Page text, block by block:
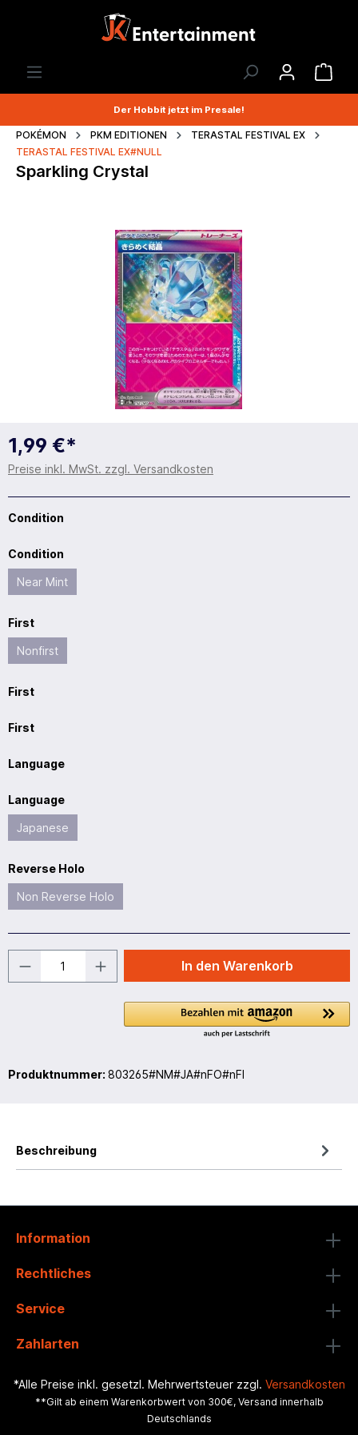
Der Hobbit jetzt im Presale!
POKÉMON PKM EDITIONEN
TERASTAL FESTIVAL EX
TERASTAL FESTIVAL EX#NULL
Sparkling Crystal
1,99 €*
Preise inkl. MwSt. zzgl. Versandkosten
Condition
Condition
Near Mint
First
Nonfirst
First
First
Language
Language
Japanese
Reverse Holo
Non Reverse Holo
In den Warenkorb
Produktnummer: 803265#NM#JA#nFO#nFI
Beschreibung
Information
Rechtliches
Service
Zahlarten
*Alle Preise inkl. gesetzl. Mehrwertsteuer zzgl. Versandkosten
**Gilt ab einem Warenkorbwert von 300€, Versand innerhalb
Deutschlands